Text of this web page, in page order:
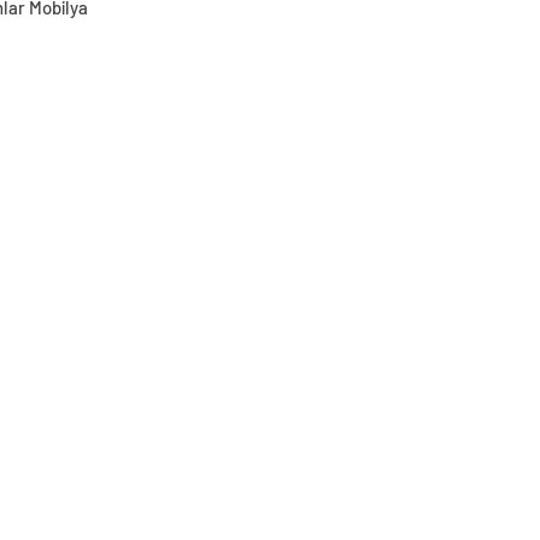
Mobilya